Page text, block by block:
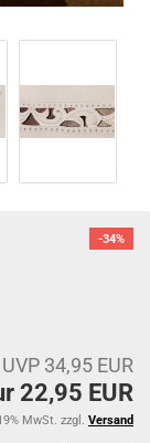
-34%
UVP 34,95 EUR
22,95 EUR
MwSt. zzgl. Versand